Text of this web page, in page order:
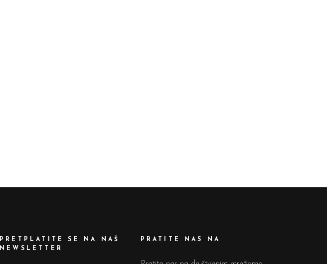
PRETPLATITE SE NA NAŠ
NEWSLETTER
PRATITE NAS NA